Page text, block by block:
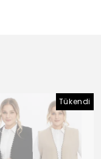
Tükendi